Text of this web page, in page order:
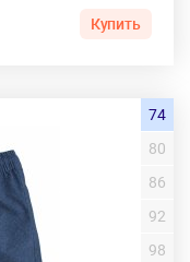
Купить
74
80
86
92
98